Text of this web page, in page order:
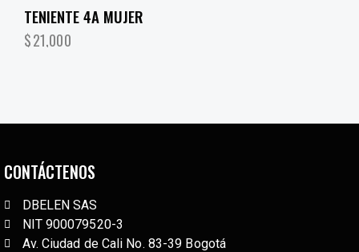
TENIENTE 4A MUJER
$21,000
CONTÁCTENOS
DBELEN SAS
NIT 900079520-3
Av. Ciudad de Cali No. 83-39 Bogotá